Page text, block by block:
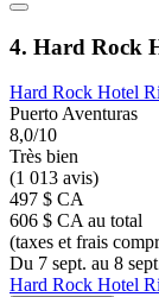
4. Hard Rock
Hard Rock Hotel
Puerto Aventuras
8,0/10
Très bien
(1 013 avis)
497 $ CA
606 $ CA au total
(taxes et frais
Du 7 sept. au 8
Hard Rock Hotel